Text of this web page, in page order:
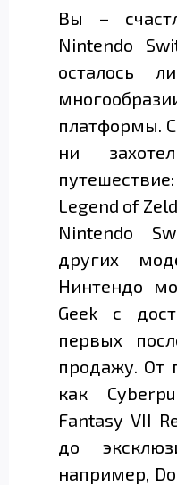
Вы –
Nintendo
осталось
платформы.
ни
Legend of
Nintendo
других
Нинтендо
Geek с
первых
продажу. От
как
Fantasy VII
до
например,